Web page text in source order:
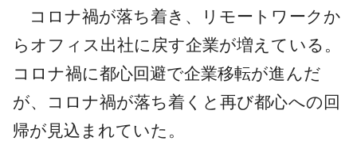
コロナ禍が落ち着き、リモートワークか
らオフィス出社に戻す企業が増えている。
コロナ禍に都心回避で企業移転が進んだ
が、コロナ禍が落ち着くと再び都心への回
帰が見込まれていた。